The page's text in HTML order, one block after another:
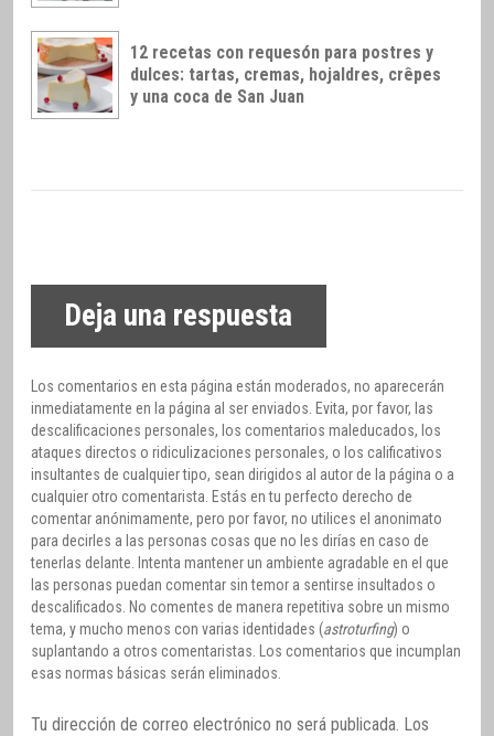
12 recetas con requesón para postres y
dulces: tartas, cremas, hojaldres, crêpes
y una coca de San Juan
Deja una respuesta
Los comentarios en esta página están moderados, no aparecerán
inmediatamente en la página al ser enviados. Evita, por favor, las
descalificaciones personales, los comentarios maleducados, los
ataques directos o ridiculizaciones personales, o los calificativos
insultantes de cualquier tipo, sean dirigidos al autor de la página o a
cualquier otro comentarista. Estás en tu perfecto derecho de
comentar anónimamente, pero por favor, no utilices el anonimato
para decirles a las personas cosas que no les dirías en caso de
tenerlas delante. Intenta mantener un ambiente agradable en el que
las personas puedan comentar sin temor a sentirse insultados o
descalificados. No comentes de manera repetitiva sobre un mismo
tema, y mucho menos con varias identidades (astroturfing) o
suplantando a otros comentaristas. Los comentarios que incumplan
esas normas básicas serán eliminados.
Tu dirección de correo electrónico no será publicada. Los